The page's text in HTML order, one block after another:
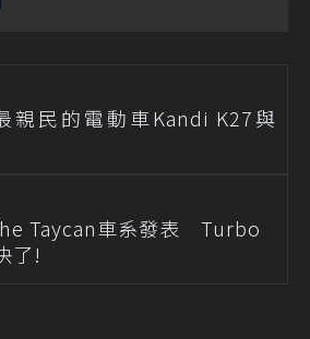
親民的電動車Kandi K27與
Taycan車系發表 Turbo
了!